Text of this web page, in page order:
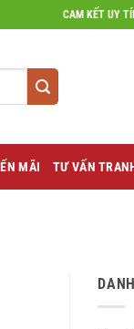
CAM KẾT UY
MÃI TƯ VẤN